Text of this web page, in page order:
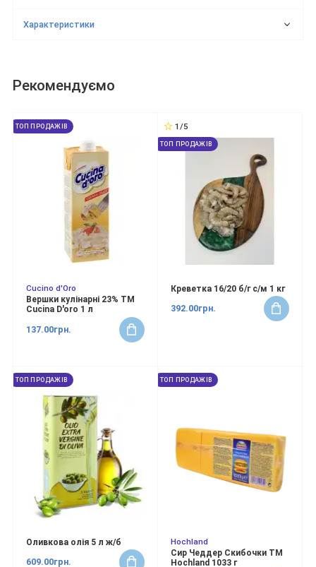
Характеристики
Рекомендуємо
ТОП ПРОДАЖІВ
Cucino d'Oro
Вершки кулінарні 23% ТМ
Cucina D'oro 1 л
137.00грн.
1/5
ТОП ПРОДАЖІВ
Креветка 16/20 б/г с/м 1 кг
392.00грн.
ТОП ПРОДАЖІВ
Оливкова олія 5 л ж/б
609.00грн.
ТОП ПРОДАЖІВ
Hochland
Сир Чеддер Скибочки ТМ
Hochland 1033 г